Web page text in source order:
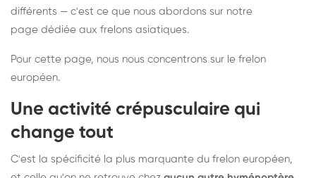
différents — c'est ce que nous abordons sur notre
page dédiée aux frelons asiatiques.
Pour cette page, nous nous concentrons sur le frelon
européen.
Une activité crépusculaire qui
change tout
C'est la spécificité la plus marquante du frelon européen,